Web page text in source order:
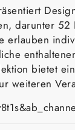
darunter
erlauben
bietet
weiteren